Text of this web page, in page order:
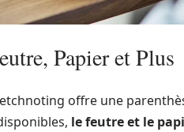
Papier et Plus
offre une
le feutre et le